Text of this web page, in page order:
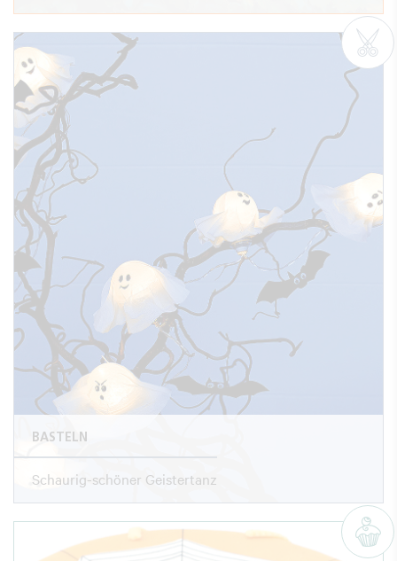
BASTELN
Schaurig-schöner Geistertanz